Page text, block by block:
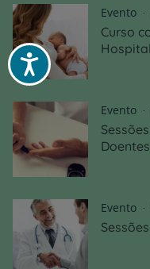
Acessibilidade
Evento
Curso
Evento
Evento